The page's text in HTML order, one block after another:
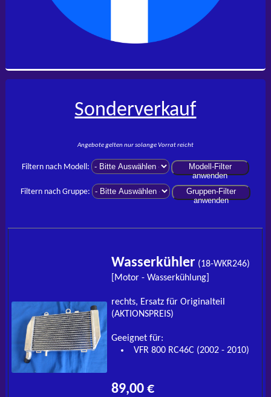
Sonderverkauf
Angebote gelten nur solange Vorrat reicht
Filtern nach Modell:
Modell-Filter
anwenden
Filtern nach Gruppe:
Gruppen-Filter
anwenden
Wasserkühler (18-WKR246)
[Motor - Wasserkühlung]
rechts, Ersatz für Originalteil
(AKTIONSPREIS)
Geeignet für:
VFR 800 RC46C (2002 - 2010)
89,00 €